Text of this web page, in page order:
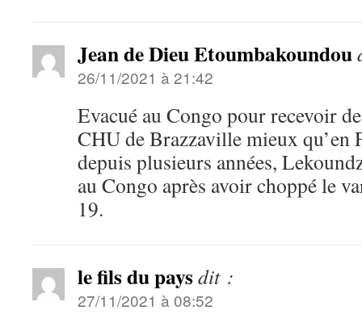
Jean de Dieu Etoumbakoundou
26/11/2021 à 21:42
Evacué au Congo pour recevoir
CHU de Brazzaville mieux qu’en
depuis plusieurs années,
au Congo après avoir choppé le
19.
le fils du paysdit :
27/11/2021 à 08:52